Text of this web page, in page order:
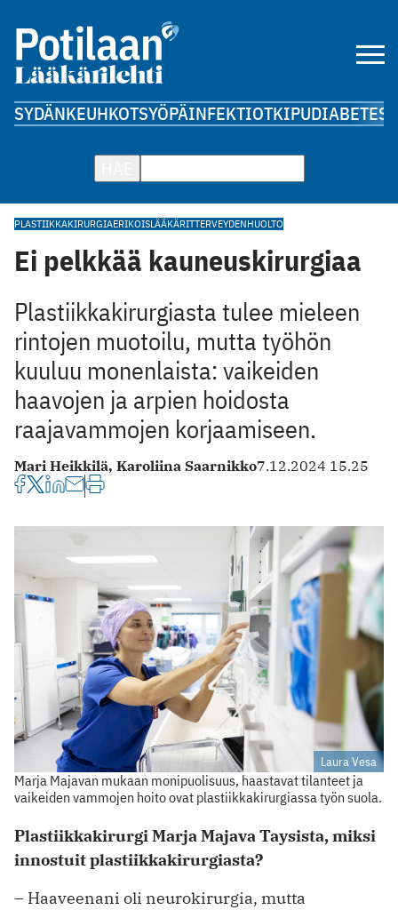
SYDÄNKEUHKOTSYÖPÄINFEKTIOTKIPUDIABETES
PLASTIIKKAKIRURGIAERIKOISLÄÄKÄRITTERVEYDENHUOLTO
Ei pelkkää kauneuskirurgiaa
Plastiikkakirurgiasta tulee mieleen
rintojen muotoilu, mutta työhön
kuuluu monenlaista: vaikeiden
haavojen ja arpien hoidosta
raajavammojen korjaamiseen.
Mari Heikkilä, Karoliina Saarnikko7.12.2024 15.25
Laura Vesa
Marja Majavan mukaan monipuolisuus, haastavat tilanteet ja
vaikeiden vammojen hoito ovat plastiikkakirurgiassa työn suola.
Plastiikkakirurgi Marja Majava Taysista, miksi
innostuit plastiikkakirurgiasta?
– Haaveenani oli neurokirurgia, mutta